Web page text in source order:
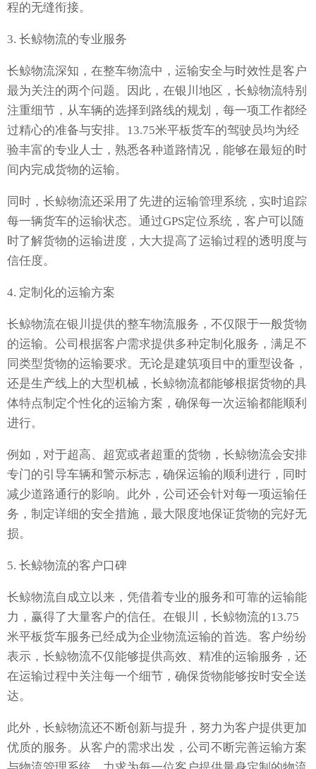
程的无缝衔接。
3. 长鲸物流的专业服务
长鲸物流深知，在整车物流中，运输安全与时效性是客户
最为关注的两个问题。因此，在银川地区，长鲸物流特别
注重细节，从车辆的选择到路线的规划，每一项工作都经
过精心的准备与安排。13.75米平板货车的驾驶员均为经
验丰富的专业人士，熟悉各种道路情况，能够在最短的时
间内完成货物的运输。
同时，长鲸物流还采用了先进的运输管理系统，实时追踪
每一辆货车的运输状态。通过GPS定位系统，客户可以随
时了解货物的运输进度，大大提高了运输过程的透明度与
信任度。
4. 定制化的运输方案
长鲸物流在银川提供的整车物流服务，不仅限于一般货物
的运输。公司根据客户需求提供多种定制化服务，满足不
同类型货物的运输要求。无论是建筑项目中的重型设备，
还是生产线上的大型机械，长鲸物流都能够根据货物的具
体特点制定个性化的运输方案，确保每一次运输都能顺利
进行。
例如，对于超高、超宽或者超重的货物，长鲸物流会安排
专门的引导车辆和警示标志，确保运输的顺利进行，同时
减少道路通行的影响。此外，公司还会针对每一项运输任
务，制定详细的安全措施，最大限度地保证货物的完好无
损。
5. 长鲸物流的客户口碑
长鲸物流自成立以来，凭借着专业的服务和可靠的运输能
力，赢得了大量客户的信任。在银川，长鲸物流的13.75
米平板货车服务已经成为企业物流运输的首选。客户纷纷
表示，长鲸物流不仅能够提供高效、精准的运输服务，还
在运输过程中关注每一个细节，确保货物能够按时安全送
达。
此外，长鲸物流还不断创新与提升，努力为客户提供更加
优质的服务。从客户的需求出发，公司不断完善运输方案